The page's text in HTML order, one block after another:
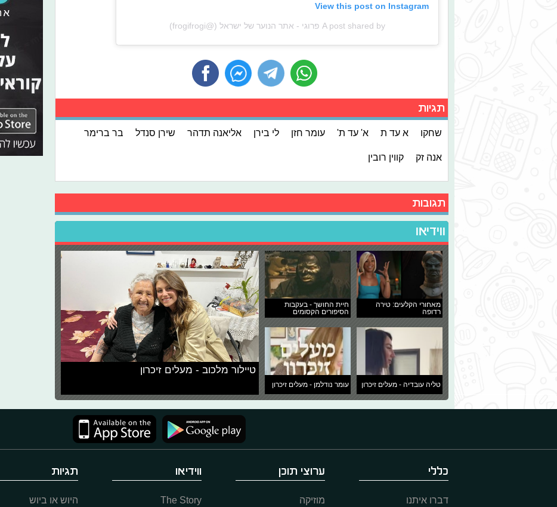
View this post on Instagram
A post shared by פרוגי - אתר הנוער של ישראל (@frogifrogi)
תגיות
שחקו א עד ת א' עד ת' עומר חזן לי בירן אליאנה תדהר שירן סנדל בר ברימר
אנה זק קווין רובין
תגובות
ווידיאו
מאחורי הקלעים: טירה
רדופה
חיית החושך - בעקבות
הסיפורים הקסומים
טליה עובדיה - מעלים זיכרון עומר נודלמן - מעלים זיכרון
טיילור מלכוב - מעלים זיכרון
כללי
דברו איתנו
ערוצי תוכן
מוזיקה
ווידיאו
The Story
תגיות
היוש או ביוש